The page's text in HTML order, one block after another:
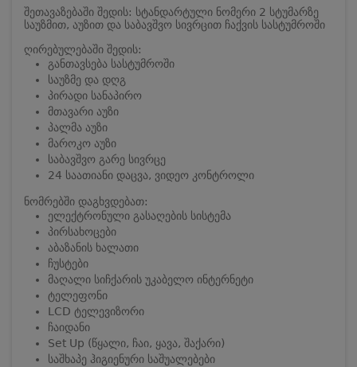
შეთავაზებაში შედის: სტანდარტული ნომერი 2 სტუმარზე
საუზმით, აუზით და საბავშვო სივრცით ჩაქვის სასტუმროში
ღირებულებაში შედის:
განთავსება სასტუმროში
საუზმე და დღგ
პირადი სანაპირო
მთავარი აუზი
პალმა აუზი
მაროკო აუზი
საბავშვო გარე სივრცე
24 საათიანი დაცვა, ვიდეო კონტროლი
ნომრებში დაგხვდებათ:
ელექტრონული გასაღების სისტემა
პირსახოცები
აბაზანის ხალათი
ჩუსტები
მაღალი სიჩქარის უკაბელო ინტერნეტი
ტელეფონი
LCD ტელევიზორი
ჩაიდანი
Set Up (წყალი, ჩაი, ყავა, შაქარი)
საშხაპე ჰიგიენური საშუალებები